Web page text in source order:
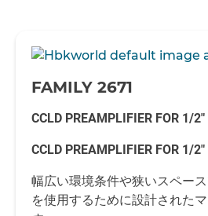
-
FAMILY 2671
CCLD PREAMPLIFIER FOR 1/
CCLD PREAMPLIFIER FOR 1/
幅広い環境条件や狭いスペー
を使用するために設計された